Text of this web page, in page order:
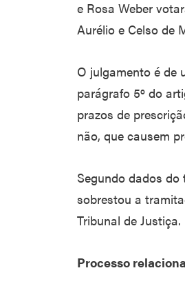
e Rosa Weber
Aurélio e Celso de
O julgamento é de
parágrafo 5º do
prazos de
não, que causem
Segundo dados
sobrestou a
Tribunal de Justiça.
Processo